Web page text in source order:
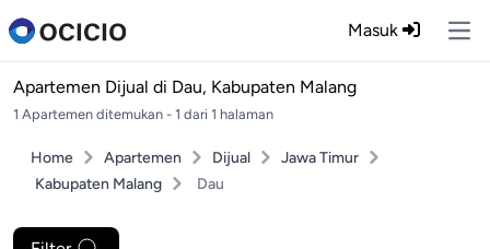
Masuk
Apartemen Dijual di Dau, Kabupaten Malang
1 Apartemen ditemukan - 1 dari 1 halaman
Home Apartemen Dijual
Jawa Timur
Kabupaten Malang
Dau